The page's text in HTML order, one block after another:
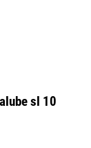
sl 10